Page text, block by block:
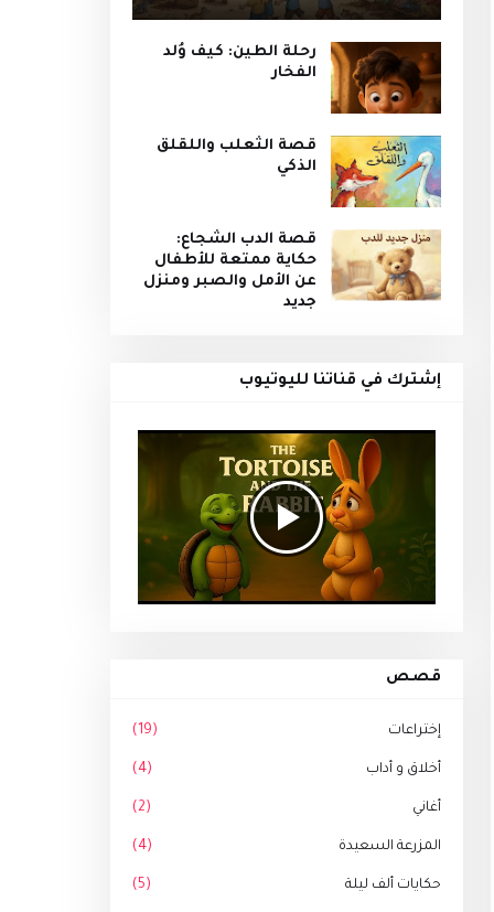
رحلة الطين: كيف وُلد
الفخار
قصة الثعلب واللقلق
الذكي
قصة الدب الشجاع:
حكاية ممتعة للأطفال
عن الأمل والصبر ومنزل
جديد
إشترك في قناتنا لليوتيوب
قصص
إختراعات (19)
أخلاق و أداب (4)
أغاني (2)
المزرعة السعيدة (4)
حكايات ألف ليلة (5)